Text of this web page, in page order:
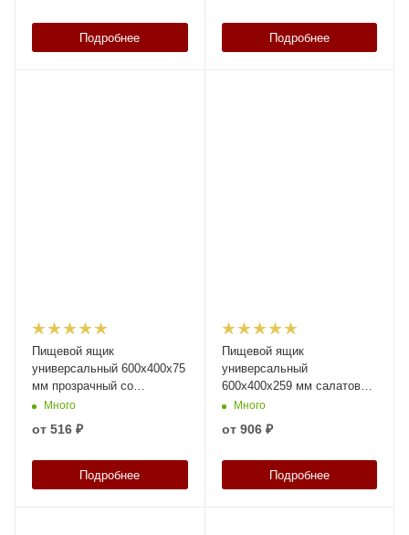
Подробнее Подробнее
Пищевой ящик
универсальный 600х400х75
мм прозрачный со
сплошными стенками и
Много
от 516 ₽
Подробнее
Пищевой ящик
универсальный
600х400х259 мм салатовый
ЭКО со сплошными
Много
от 906 ₽
Подробнее